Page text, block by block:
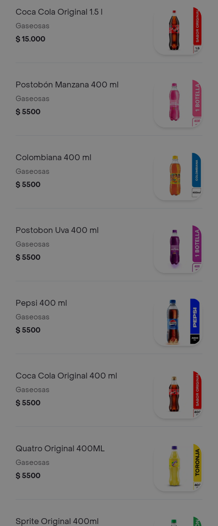
Coca Cola Original 1.5 l
Gaseosas
$ 15.000
Postobón Manzana 400 ml
Gaseosas
$ 5500
Colombiana 400 ml
Gaseosas
$ 5500
Postobon Uva 400 ml
Gaseosas
$ 5500
Pepsi 400 ml
Gaseosas
$ 5500
Coca Cola Original 400 ml
Gaseosas
$ 5500
Quatro Original 400ML
Gaseosas
$ 5500
Sprite Original 400ml